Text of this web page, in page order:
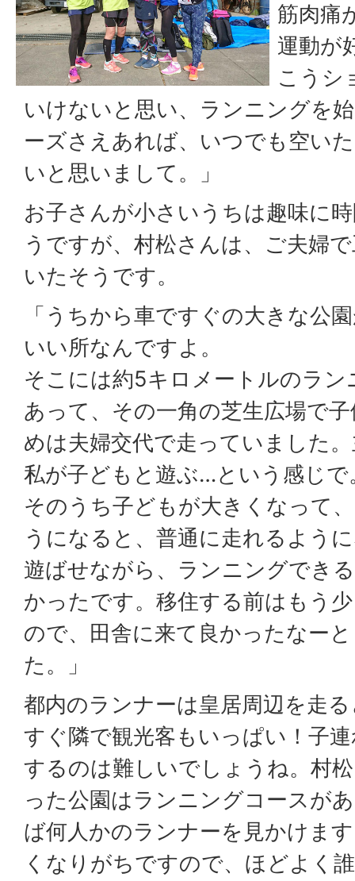
筋肉痛
運動が
こうシ
いけないと思い、ランニングを
ーズさえあれば、いつでも空い
いと思いまして。」
お子さんが小さいうちは趣味に
うですが、村松さんは、ご夫婦
いたそうです。
「うちから車ですぐの大きな公
いい所なんですよ。
そこには約5キロメートルのラ
あって、その一角の芝生広場で
めは夫婦交代で走っていました
私が子どもと遊ぶ…という感じで
そのうち子どもが大きくなって
うになると、普通に走れるよう
遊ばせながら、ランニングでき
かったです。移住する前はもう
ので、田舎に来て良かったなー
た。」
都内のランナーは皇居周辺を走
すぐ隣で観光客もいっぱい！子
するのは難しいでしょうね。村
った公園はランニングコースが
ば何人かのランナーを見かけま
くなりがちですので、ほどよく